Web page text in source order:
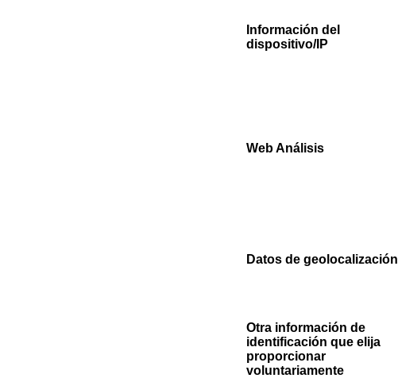
Información del
dispositivo/IP
Web Análisis
Datos de geolocalización
Otra información de
identificación que elija
proporcionar
voluntariamente